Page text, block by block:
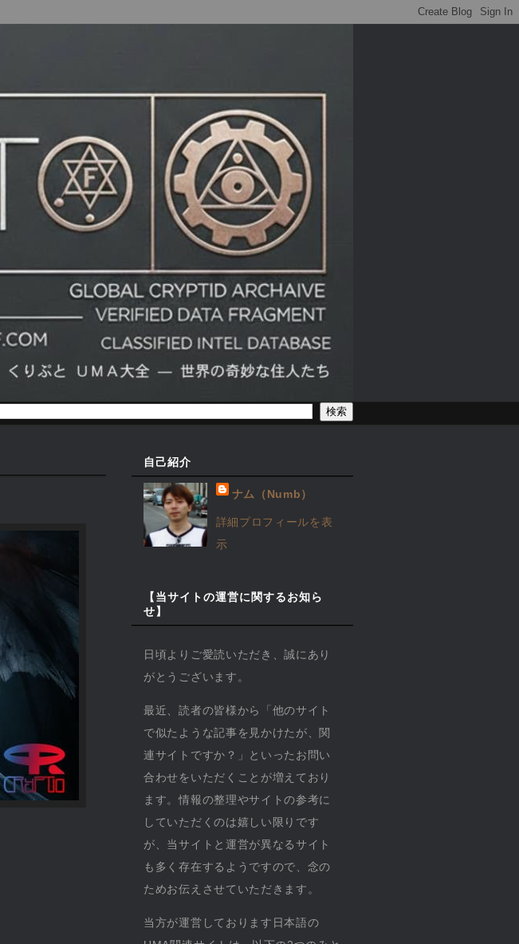
自己紹介
ナム（Numb）
詳細プロフィールを表
示
【当サイトの運営に関するお知ら
せ】
日頃よりご愛読いただき、誠にあり
がとうございます。
最近、読者の皆様から「他のサイト
で似たような記事を見かけたが、関
連サイトですか？」といったお問い
合わせをいただくことが増えており
ます。情報の整理やサイトの参考に
していただくのは嬉しい限りです
が、当サイトと運営が異なるサイト
も多く存在するようですので、念の
ためお伝えさせていただきます。
当方が運営しております日本語の